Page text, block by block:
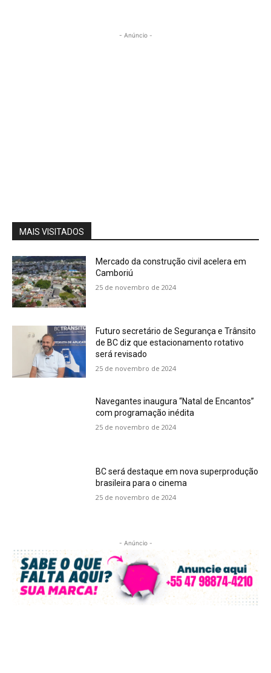
- Anúncio -
MAIS VISITADOS
Mercado da construção civil acelera em
Camboriú
25 de novembro de 2024
Futuro secretário de Segurança e Trânsito
de BC diz que estacionamento rotativo
será revisado
25 de novembro de 2024
Navegantes inaugura “Natal de Encantos”
com programação inédita
25 de novembro de 2024
BC será destaque em nova superprodução
brasileira para o cinema
25 de novembro de 2024
- Anúncio -